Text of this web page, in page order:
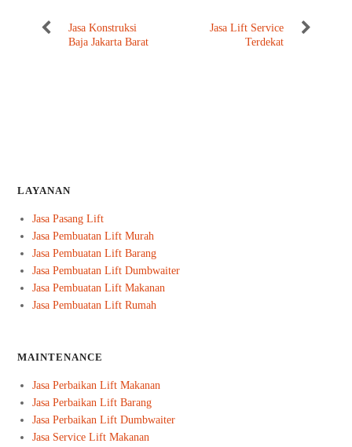
Jasa Konstruksi
Baja Jakarta Barat
Jasa Lift Service
Terdekat
LAYANAN
Jasa Pasang Lift
Jasa Pembuatan Lift Murah
Jasa Pembuatan Lift Barang
Jasa Pembuatan Lift Dumbwaiter
Jasa Pembuatan Lift Makanan
Jasa Pembuatan Lift Rumah
MAINTENANCE
Jasa Perbaikan Lift Makanan
Jasa Perbaikan Lift Barang
Jasa Perbaikan Lift Dumbwaiter
Jasa Service Lift Makanan